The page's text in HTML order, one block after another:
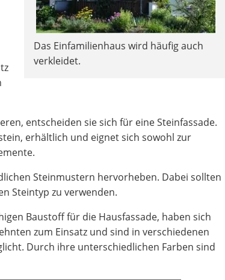
Das Einfamilienhaus wird häufig auch
verkleidet.
entscheiden sie sich für eine Steinfassade.
erhältlich und eignet sich sowohl zur
Steinmustern hervorheben. Dabei sollten
Steintyp zu verwenden.
Baustoff für die Hausfassade, haben sich
zum Einsatz und sind in verschiedenen
Durch ihre unterschiedlichen Farben sind